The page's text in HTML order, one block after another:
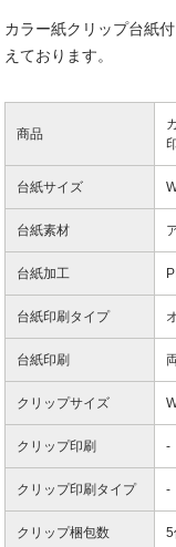
カラー紙クリップ台紙
えております。
商品
台紙サイズ
台紙素材
台紙加工
台紙印刷タイプ
台紙印刷
クリップサイズ
クリップ印刷 -
クリップ印刷タイプ -
クリップ梱包数 5